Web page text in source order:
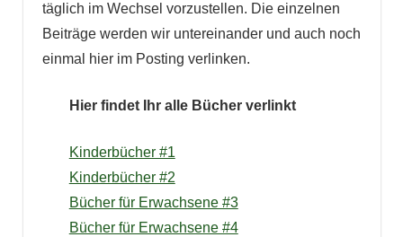
täglich im Wechsel vorzustellen. Die einzelnen
Beiträge werden wir untereinander und auch noch
einmal hier im Posting verlinken.
Hier findet Ihr alle Bücher verlinkt
Kinderbücher #1
Kinderbücher #2
Bücher für Erwachsene #3
Bücher für Erwachsene #4